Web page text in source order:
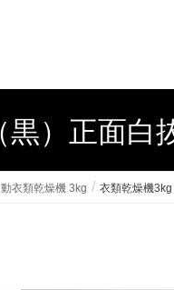
黒）正面白
衣類乾燥機 3kg 衣類乾燥機